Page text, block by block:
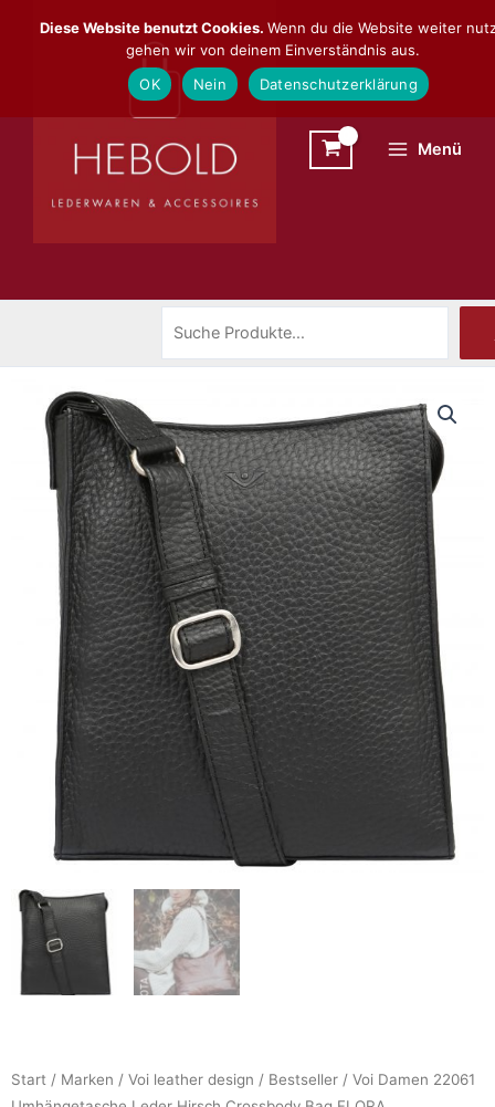
Inhalt
Menü
Start / Marken / Voi leather design / Bestseller / Voi Damen 22061
Diese Website benutzt Cookies. Wenn du die Website weiter
gehen wir von deinem Einverständnis aus.
OK
Nein Datenschutzerklärung